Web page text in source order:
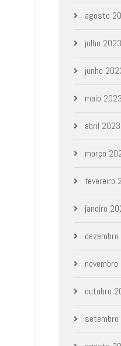
agosto
julho 2023
junho
maio 2023
abril 2023
março
fevereiro
janeiro
outubro